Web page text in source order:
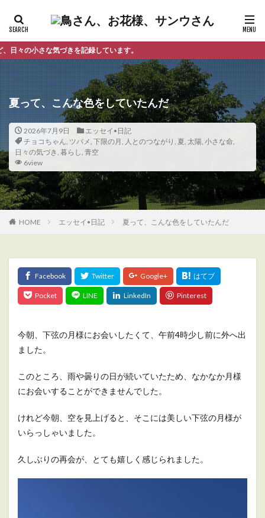
記録しています。
夏って、こんな色をしていたんだ
2026年7月9日
エッセイ•日記
チョコちゃん, ツバメ, 下限の月, 人とのつながり , 夏, 太陽, 小さな命,
日々の気づき, 暮らし, 青空
6view
HOME エッセイ•日記 夏って、こんな色をしていたんだ
今朝、下弦の月様にお会いしたくて、午前4時少し前に外へ出
ました。
このところ、雨や曇りの日が続いていたため、なかなか月様
にお会いすることができませんでした。
けれど今朝、空を見上げると、そこには美しい下弦の月様が
いらっしゃいました。
久しぶりの再会が、とても嬉しく感じられました。